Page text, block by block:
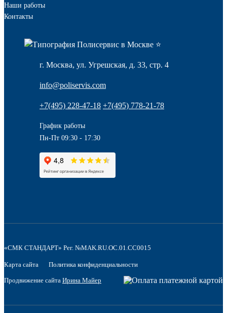
г. Москва, ул. Угрешская, д. 33, стр. 4
info@poliservis.com
+7(495) 228-47-18 +7(495) 778-21-78
График работы
Пн-Пт 09:30 - 17:30
Наши работы
Контакты
«СМК СТАНДАРТ» Рег. №MAK.RU.OC.01.CC0015
Карта сайта Политика конфиденциальности
Продвижение сайта Ирина Майер